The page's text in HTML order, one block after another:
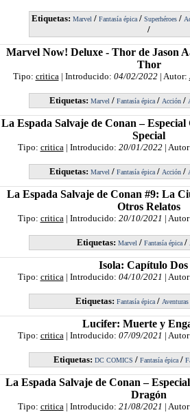
Etiquetas: Marvel / Fantasía épica / Superhéroes /
/
Marvel Now! Deluxe - Thor de Jason
Thor
Tipo: critica| Introducido: 04/02/2022| Autor:
Etiquetas: Marvel/ Fantasía épica/ Acción/
La Espada Salvaje de Conan –
Special
Tipo: critica| Introducido: 20/01/2022|
Etiquetas: Marvel/ Fantasía épica/ Acción/
La Espada Salvaje de Conan #9: La
Otros Relatos
Tipo: critica| Introducido: 20/10/2021 |
Etiquetas: Marvel / Fantasía épica /
Isola: Capítulo Dos
Tipo: critica| Introducido: 04/10/2021 |
Etiquetas: Fantasía épica/ Aventuras
Lucifer: Muerte y
Tipo: critica| Introducido: 07/09/2021 |
Etiquetas: DC COMICS / Fantasía épica/
La Espada Salvaje de Conan –
Dragón
Tipo: critica| Introducido: 21/08/2021 |